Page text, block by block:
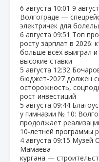
6 августа 10:01 9
Волгограде —
электричек для
6 августа 09:51 Топ
росту зарплат в 2026:
больше всех выиграл
высокие ставки
5 августа 12:32
бюджет‑2027 должен
осторожность,
рост инвестиций
5 августа 09:44
у гимназии № 10:
продолжает
10‑летней программы
4 августа 09:15 Музей
Мамаева
кургана —